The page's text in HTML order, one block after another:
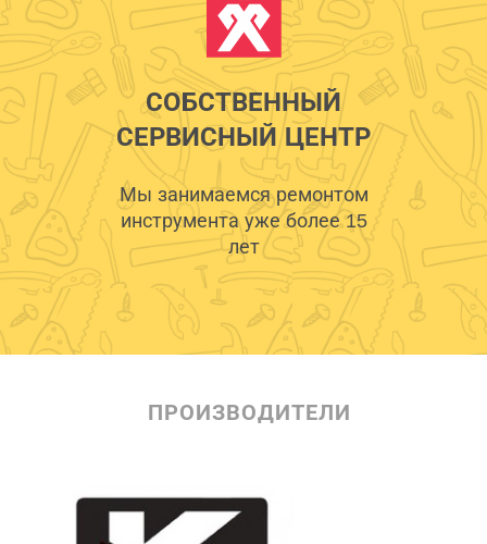
СОБСТВЕННЫЙ
СЕРВИСНЫЙ ЦЕНТР
Мы занимаемся ремонтом
инструмента уже более 15
лет
ПРОИЗВОДИТЕЛИ